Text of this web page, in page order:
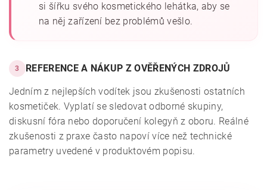
si šířku svého kosmetického lehátka, aby se
na něj zařízení bez problémů vešlo.
3 REFERENCE A NÁKUP Z OVĚŘENÝCH ZDROJŮ
Jedním z nejlepších vodítek jsou zkušenosti ostatních
kosmetiček. Vyplatí se sledovat odborné skupiny,
diskusní fóra nebo doporučení kolegyň z oboru. Reálné
zkušenosti z praxe často napoví více než technické
parametry uvedené v produktovém popisu.